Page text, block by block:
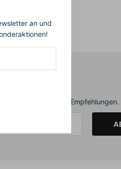
und spannende Empfehlungen.
an und